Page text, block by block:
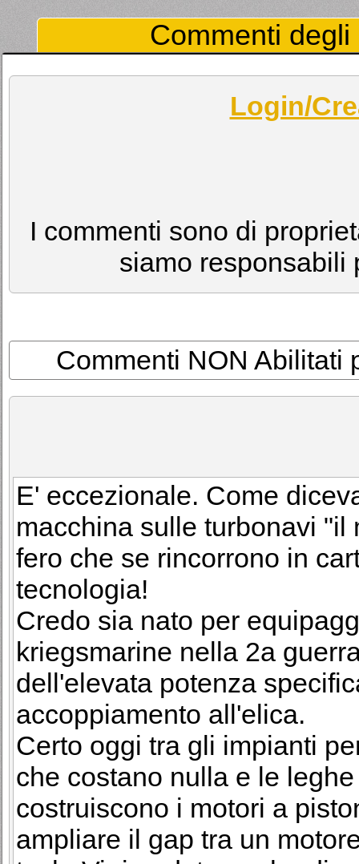
Commenti
Login/
I commenti sono di
siamo responsabili
Commenti NON Abilitati
E' eccezionale. Come
macchina sulle turbonavi
fero che se rincorrono in
tecnologia!
Credo sia nato per
kriegsmarine nella 2a
dell'elevata potenza
accoppiamento all'elica.
Certo oggi tra gli impianti
che costano nulla e le
costruiscono i motori a
ampliare il gap tra un